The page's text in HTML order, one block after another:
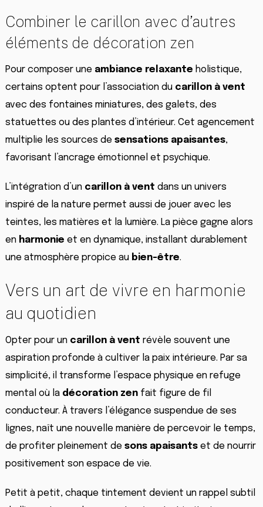
Combiner le carillon avec d’autres
éléments de décoration zen
Pour composer une ambiance relaxante holistique,
certains optent pour l’association du carillon à vent
avec des fontaines miniatures, des galets, des
statuettes ou des plantes d’intérieur. Cet agencement
multiplie les sources de sensations apaisantes,
favorisant l’ancrage émotionnel et psychique.
L’intégration d’un carillon à vent dans un univers
inspiré de la nature permet aussi de jouer avec les
teintes, les matières et la lumière. La pièce gagne alors
en harmonie et en dynamique, installant durablement
une atmosphère propice au bien-être.
Vers un art de vivre en harmonie
au quotidien
Opter pour un carillon à vent révèle souvent une
aspiration profonde à cultiver la paix intérieure. Par sa
simplicité, il transforme l’espace physique en refuge
mental où la décoration zenfait figure de fil
conducteur. À travers l’élégance suspendue de ses
lignes, naît une nouvelle manière de percevoir le temps,
de profiter pleinement de sons apaisantset de nourrir
positivement son espace de vie.
Petit à petit, chaque tintement devient un rappel subtil